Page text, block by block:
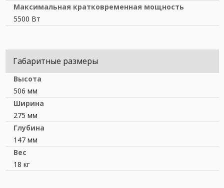
Максимальная кратковременная мощность
5500 Вт
Габаритные размеры
Высота
506 мм
Ширина
275 мм
Глубина
147 мм
Вес
18 кг